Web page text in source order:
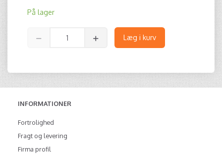
På lager
Læg i kurv
INFORMATIONER
Fortrolighed
Fragt og levering
Firma profil